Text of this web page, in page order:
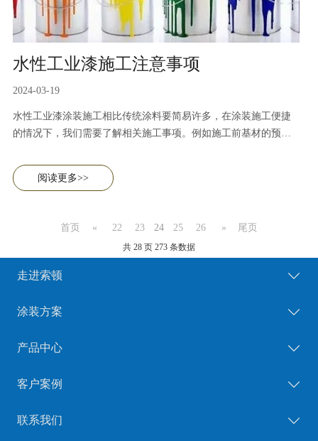
水性工业漆施工注意事项
2024-03-19
水性工业漆涂装施工相比传统涂料要简易许多，在涂装施工便捷
的情况下，我们需要了解相关施工事项。例如施工前基材的预处
性等等。本篇内容主要针对以上内容答疑解惑。
阅读更多>>
首页 « 22 23 24 25 26 » 尾页
共 28 页 273 条数据
走进索顿
涂装方案
产品中心
客户案例
联系我们